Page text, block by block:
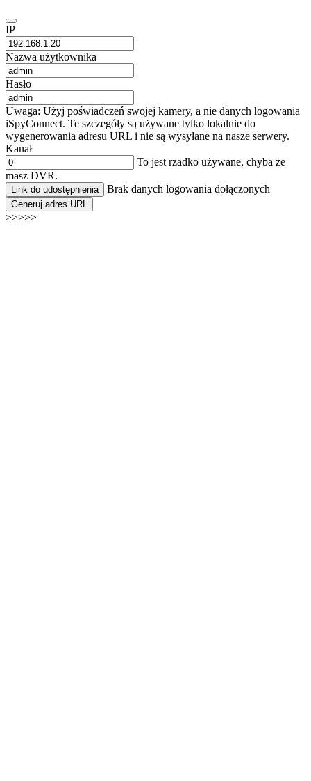
IP
Nazwa użytkownika
Hasło
Uwaga: Użyj poświadczeń swojej kamery, a nie danych logowania
iSpyConnect. Te szczegóły są używane tylko lokalnie do
wygenerowania adresu URL i nie są wysyłane na nasze serwery.
Kanał
To jest rzadko używane, chyba że
masz DVR.
Link do udostępnienia Brak danych logowania dołączonych
Generuj adres URL
>>>>>